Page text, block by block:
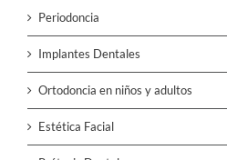
Periodoncia
Implantes Dentales
Ortodoncia en niños y adultos
Estética Facial